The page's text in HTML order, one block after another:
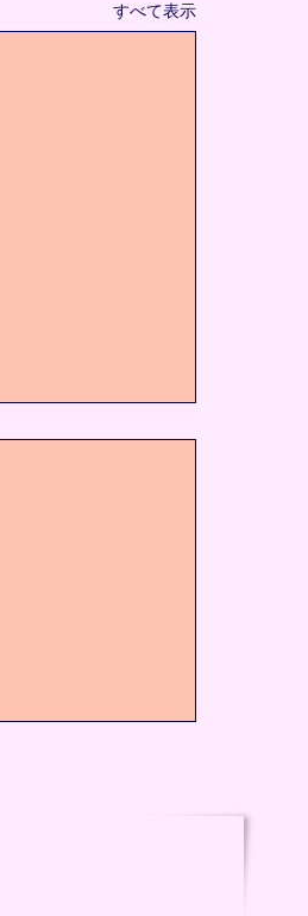
すべて表示